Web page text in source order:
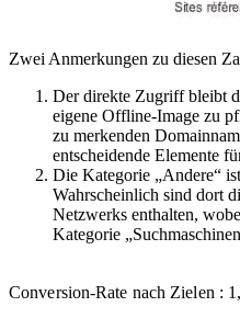
Zwei Anmerkungen zu diesen
Der direkte Zugriff bleibt
eigene Offline-Image zu
zu merkenden
entscheidende Elemente
Die Kategorie „Andere“
Wahrscheinlich sind dort
Netzwerks enthalten,
Kategorie
Conversion-Rate nach Zielen :